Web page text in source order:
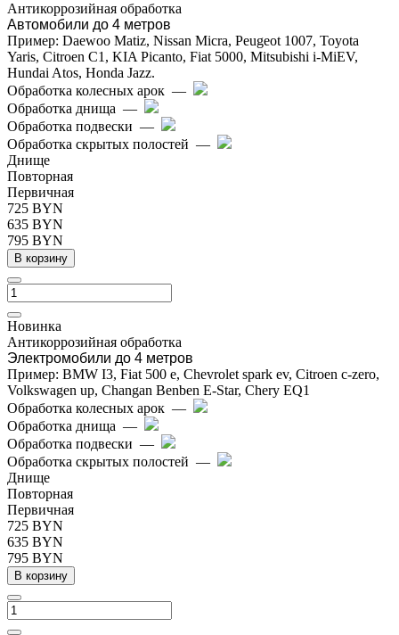
Антикоррозийная обработка
Автомобили до 4 метров
Пример: Daewoo Matiz, Nissan Micra, Peugeot 1007, Toyota
Yaris, Citroen C1, KIA Picanto, Fiat 5000, Mitsubishi i-MiEV,
Hundai Atos, Honda Jazz.
Обработка колесных арок —
Обработка днища —
Обработка подвески —
Обработка скрытых полостей —
Днище
Повторная
Первичная
725 BYN
635 BYN
795 BYN
В корзину
Новинка
Антикоррозийная обработка
Электромобили до 4 метров
Пример: BMW I3, Fiat 500 e, Chevrolet spark ev, Citroen c-zero,
Volkswagen up, Changan Benben E-Star, Chery EQ1
Обработка колесных арок —
Обработка днища —
Обработка подвески —
Обработка скрытых полостей —
Днище
Повторная
Первичная
725 BYN
635 BYN
795 BYN
В корзину